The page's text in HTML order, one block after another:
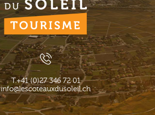
T.+41 (0)27 346 72 01
info@lescoteauxdusoleil.ch